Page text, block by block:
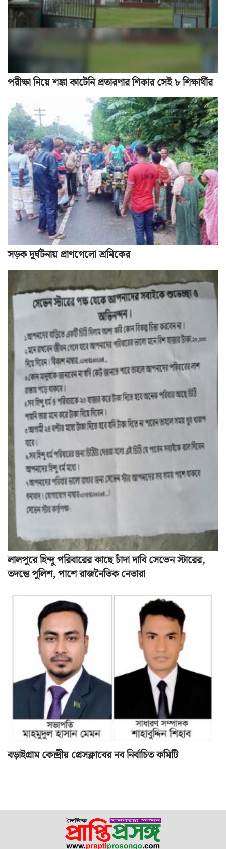
পরীক্ষা নিয়ে শঙ্কা কাটেনি প্রতারণার শিকার সেই ৮ শিক্ষার্থীর
সড়ক দূর্ঘটনায় প্রাণগেলো শ্রমিকের
লালপুরে হিন্দু পরিবারের কাছে চাঁদা দাবি সেভেন স্টারের,
তদন্তে পুলিশ, পাশে রাজনৈতিক নেতারা
বড়াইগ্রাম কেন্দ্রীয় প্রেসক্লাবের নব নির্বাচিত কমিটি